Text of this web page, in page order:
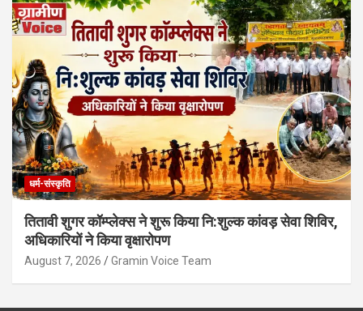
धर्म-संस्कृति
तितावी शुगर कॉम्प्लेक्स ने शुरू किया नि:शुल्क कांवड़ सेवा शिविर,
अधिकारियों ने किया वृक्षारोपण
August 7, 2026 Gramin Voice Team